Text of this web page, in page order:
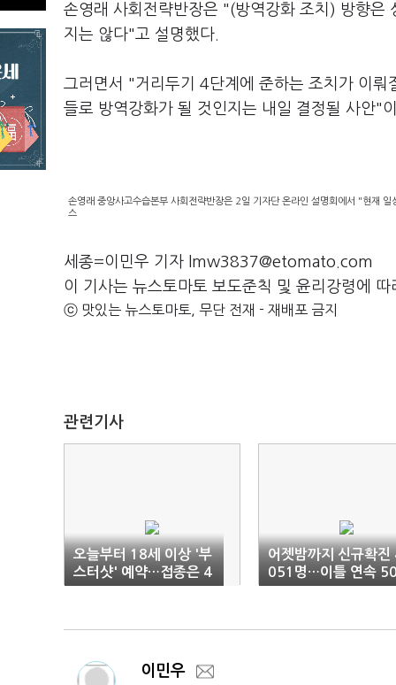
손영래 사회전략반장은 "(방역강화 조치) 방향은
지는 않다"고 설명했다.
그러면서 "거리두기 4단계에 준하는 조치가 이
들로 방역강화가 될 것인지는 내일 결정될 사안"
손영래 중앙사고수습본부 사회전략반장은 2일 기자단 온라인 설명회에서 "현재
스
세종=이민우 기자 lmw3837@etomato.com
이 기사는 뉴스토마토 보도준칙 및 윤리강령에
ⓒ 맛있는 뉴스토마토, 무단 전재 - 재배포 금지
관련기사
오늘부터 18세 이상 '부
스터샷' 예약…접종은 4
일부터
어젯밤까지 신규확진
051명…이틀 연속
0명대 예상
이민우